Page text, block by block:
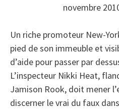
novembre
Un riche promoteur New-
pied de son immeuble et
d’aide pour passer par
L’inspecteur Nikki Heat,
Jamison Rook, doit mener
discerner le vrai du faux